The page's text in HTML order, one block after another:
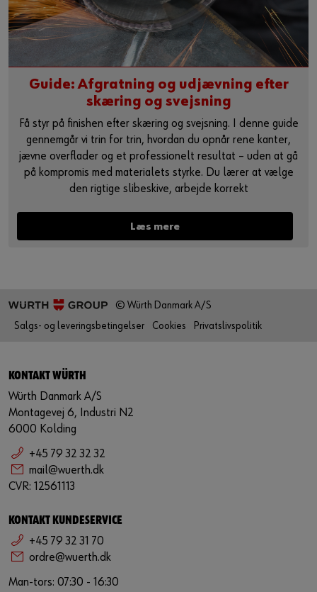
Guide: Afgratning og udjævning efter
skæring og svejsning
Få styr på finishen efter skæring og svejsning. I denne guide
gennemgår vi trin for trin, hvordan du opnår rene kanter,
jævne overflader og et professionelt resultat – uden at gå
på kompromis med materialets styrke. Du lærer at vælge
den rigtige slibeskive, arbejde korrekt
Læs mere
© Würth Danmark A/S
Salgs- og leveringsbetingelser
Cookies Privatslivspolitik
KONTAKT WÜRTH
Würth Danmark A/S
Montagevej 6, Industri N2
6000 Kolding
+45 79 32 32 32
mail@wuerth.dk
CVR: 12561113
KONTAKT KUNDESERVICE
+45 79 32 31 70
ordre@wuerth.dk
Man-tors: 07:30 - 16:30